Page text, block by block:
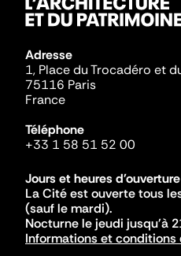
Adresse
1, Place du Trocadéro et
75116 Paris
France
Téléphone
+33 1 58 51 52 00
Jours et heures d'ouverture
La Cité est ouverte tous
(sauf le mardi).
Nocturne le jeudi jusqu'à
Informations et conditions